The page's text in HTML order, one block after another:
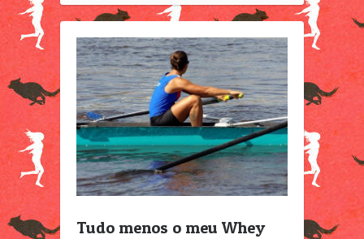
Tudo menos o meu Whey